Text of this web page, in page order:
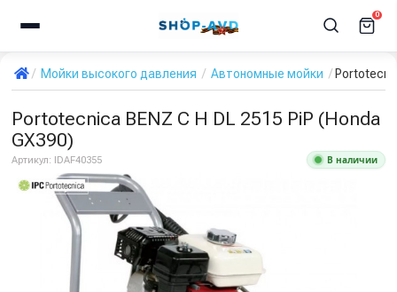
0
Мойки высокого давления Автономные мойки
Portotecnica BENZ C H DL 2515 PiP (Honda
GX390)
Артикул: IDAF40355 В наличии